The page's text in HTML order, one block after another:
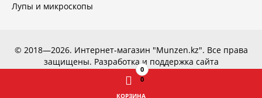
0
0
КОРЗИНА
Лупы и микроскопы
© 2018—2026. Интернет-магазин "Munzen.kz". Все права
защищены. Разработка и поддержка сайта